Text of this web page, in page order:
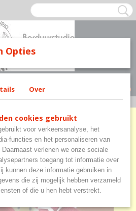
(0)
>Tutpopje met slofjes of slab
Opties
Over
cookies gebruikt
voor verkeersanalyse, het
functies en het personaliseren van
verlenen we onze sociale
toegang tot informatie over
kunnen deze informatie gebruiken in
die zij mogelijk hebben verzameld
of die u hen hebt verstrekt.